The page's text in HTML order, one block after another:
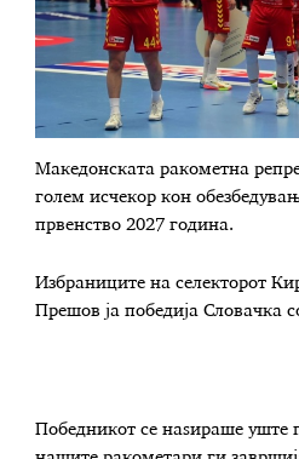
Македонската ракометна
голем исчекор кон
првенство 2027 година.
Избраниците на селекторот
Прешов ја победија Словачка
Победникот се наѕираше уште